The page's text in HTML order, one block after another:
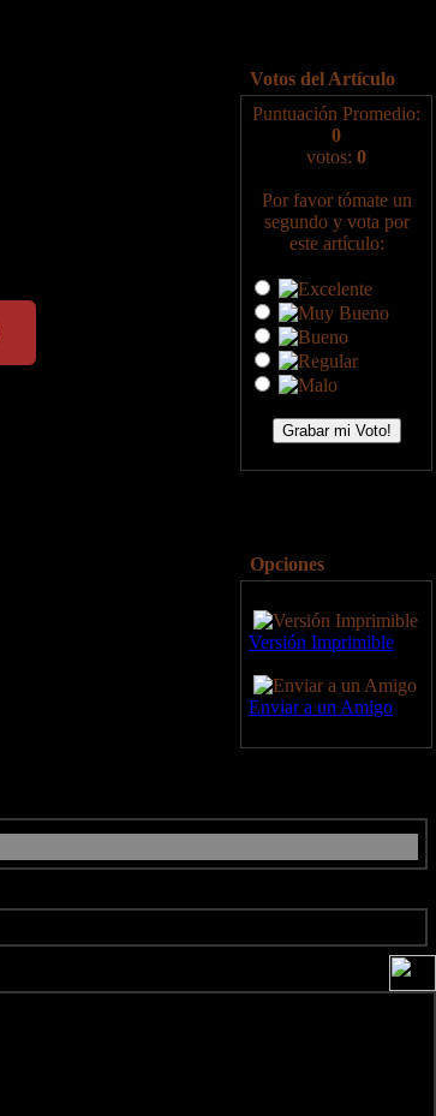
Votos del Artículo
Puntuación Promedio:
0
votos: 0
Por favor tómate un
segundo y vota por
este artículo:
Opciones
Versión Imprimible
Enviar a un Amigo